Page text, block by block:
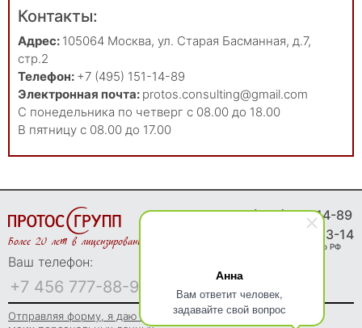
Анна
Вам ответит человек,
задавайте свой вопрос
Контакты:
Адрес: 105064 Москва, ул. Старая Басманная, д.7,
стр.2
Телефон: +7 (495) 151-14-89
Электронная почта: protos.consulting@gmail.com
С понедельника по четверг с 08.00 до 18.00
В пятницу с 08.00 до 17.00
Более 20 лет в лицензировании
8 (495) 151-14-89
8 (800) 775-83-14
Звонки бесплатно по РФ
Ваш телефон:
Отправляя форму, я даю согласие на обработку